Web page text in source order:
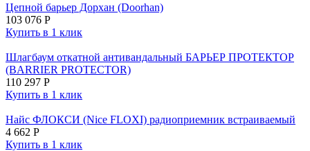
Цепной барьер Дорхан (Doorhan)
103 076 Р
Купить в 1 клик
Шлагбаум откатной антивандальный БАРЬЕР ПРОТЕКТОР
(BARRIER PROTECTOR)
110 297 Р
Купить в 1 клик
Найс ФЛОКСИ (Nice FLOXI) радиоприемник встраиваемый
4 662 Р
Купить в 1 клик